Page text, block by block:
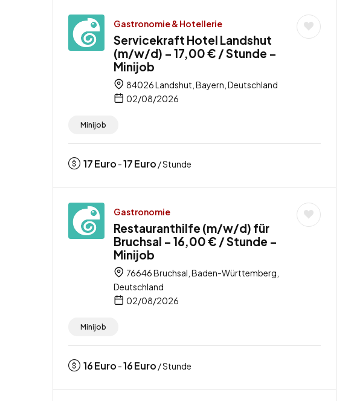
Gastronomie & Hotellerie
Servicekraft Hotel Landshut
(m/w/d) – 17,00 € / Stunde –
Minijob
84026 Landshut, Bayern, Deutschland
02/08/2026
Minijob
17Euro -17Euro / Stunde
Gastronomie
Restauranthilfe (m/w/d) für
Bruchsal – 16,00 € / Stunde –
Minijob
76646 Bruchsal, Baden-Württemberg,
Deutschland
02/08/2026
Minijob
16Euro -16Euro / Stunde